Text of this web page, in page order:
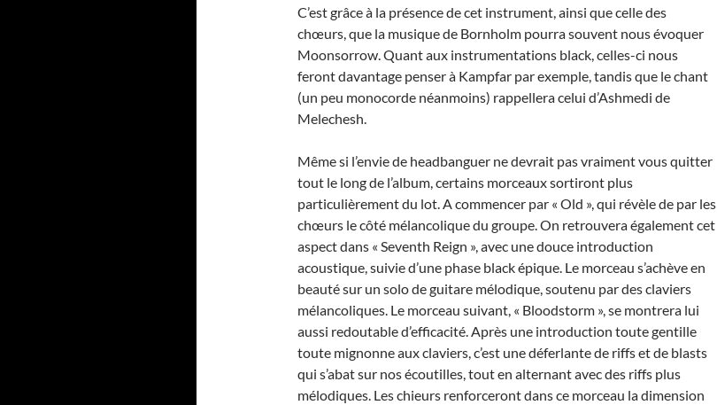
C’est grâce à la présence de cet instrument, ainsi que celle des
chœurs, que la musique de Bornholm pourra souvent nous évoquer
Moonsorrow. Quant aux instrumentations black, celles-ci nous
feront davantage penser à Kampfar par exemple, tandis que le chant
(un peu monocorde néanmoins) rappellera celui d’Ashmedi de
Melechesh.
Même si l’envie de headbanguer ne devrait pas vraiment vous quitter
tout le long de l’album, certains morceaux sortiront plus
particulièrement du lot. A commencer par « Old », qui révèle de par les
chœurs le côté mélancolique du groupe. On retrouvera également cet
aspect dans « Seventh Reign », avec une douce introduction
acoustique, suivie d’une phase black épique. Le morceau s’achève en
beauté sur un solo de guitare mélodique, soutenu par des claviers
mélancoliques. Le morceau suivant, « Bloodstorm », se montrera lui
aussi redoutable d’efficacité. Après une introduction toute gentille
toute mignonne aux claviers, c’est une déferlante de riffs et de blasts
qui s’abat sur nos écoutilles, tout en alternant avec des riffs plus
mélodiques. Les chieurs renforceront dans ce morceau la dimension